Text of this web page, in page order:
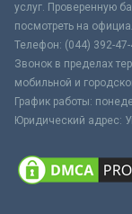
услуг. Проверенную
посмотреть на
Телефон: (044) 392-47-
Звонок в пределах
мобильной и
График работы:
Юридический адрес: